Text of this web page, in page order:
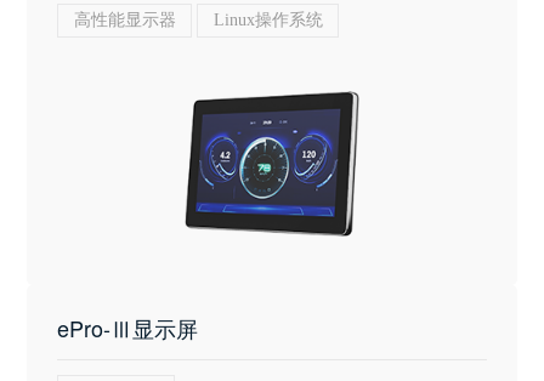
高性能显示器 Linux操作系统
ePro-Ⅲ显示屏